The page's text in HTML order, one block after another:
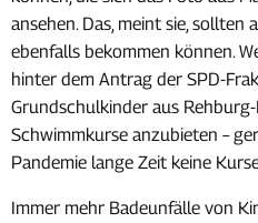
ansehen. Das, meint sie, sollten
ebenfalls bekommen können.
hinter dem Antrag der SPD-
Grundschulkinder aus
Schwimmkurse anzubieten –
Pandemie lange Zeit keine
Immer mehr Badeunfälle von